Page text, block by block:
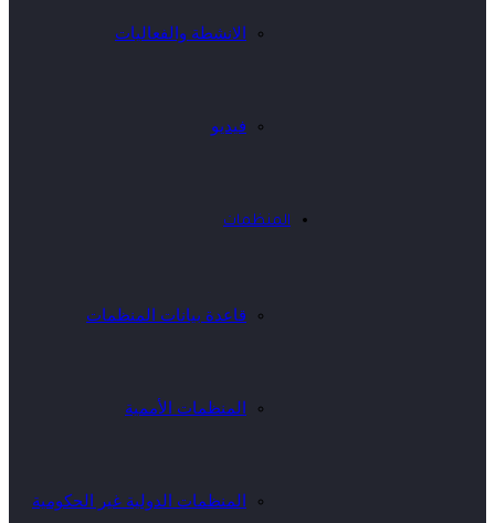
الانشطة والفعاليات
فيديو
المنظمات
قاعدة بيانات المنظمات
المنظمات الأممية
المنظمات الدولية غير الحكومية